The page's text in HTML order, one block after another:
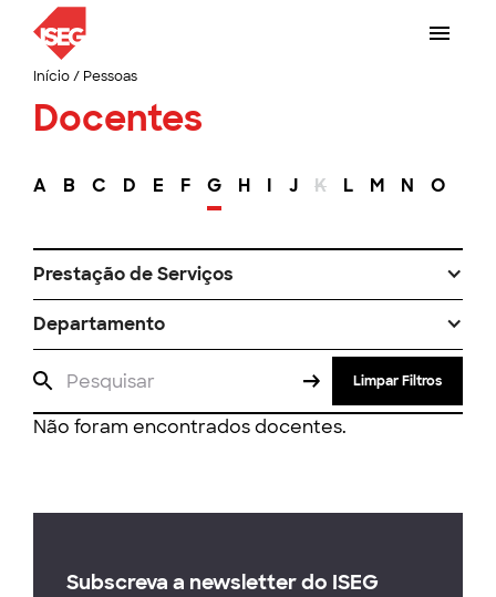
Início/ Pessoas
Docentes
A B C D E F G H I J K L M N O
Prestação de Serviços
Departamento
Limpar Filtros
Não foram encontrados docentes.
Subscreva a newsletter do ISEG